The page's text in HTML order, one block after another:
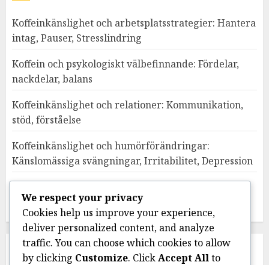
Koffeinkänslighet och arbetsplatsstrategier: Hantera
intag, Pauser, Stresslindring
Koffein och psykologiskt välbefinnande: Fördelar,
nackdelar, balans
Koffeinkänslighet och relationer: Kommunikation,
stöd, förståelse
Koffeinkänslighet och humörförändringar:
Känslomässiga svängningar, Irritabilitet, Depression
intag, sätta gränser, stöd
SÖK
We respect your privacy
Cookies help us improve your experience,
deliver personalized content, and analyze
traffic. You can choose which cookies to allow
by clicking Customize. ClickAccept Allto